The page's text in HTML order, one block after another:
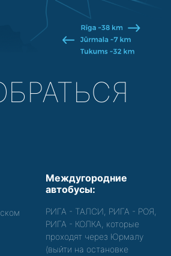
Междугородние
автобусы:
РИГА - ТАЛСИ, РИГА - РОЯ,
РИГА - КОЛКА, которые
проходят через Юрмалу
(выйти на остановке